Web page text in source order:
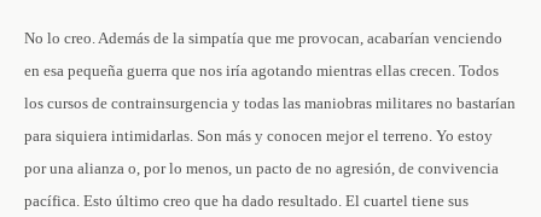
No lo creo. Además de la simpatía que me provocan, acabarían venciendo
en esa pequeña guerra que nos iría agotando mientras ellas crecen. Todos
los cursos de contrainsurgencia y todas las maniobras militares no bastarían
para siquiera intimidarlas. Son más y conocen mejor el terreno. Yo estoy
por una alianza o, por lo menos, un pacto de no agresión, de convivencia
pacífica. Esto último creo que ha dado resultado. El cuartel tiene sus